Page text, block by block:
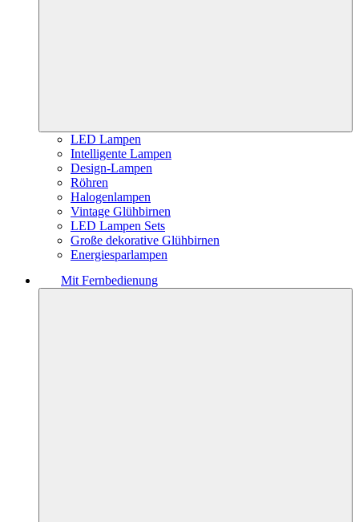
LED Lampen
Intelligente Lampen
Design-Lampen
Röhren
Halogenlampen
Vintage Glühbirnen
LED Lampen Sets
Große dekorative Glühbirnen
Energiesparlampen
Mit Fernbedienung